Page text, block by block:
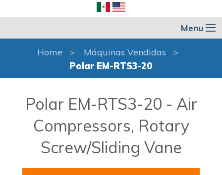
Menu
Home
Máquinas Vendidas
Polar EM-RTS3-20
Polar EM-RTS3-20 - Air
Compressors, Rotary
Screw/Sliding Vane